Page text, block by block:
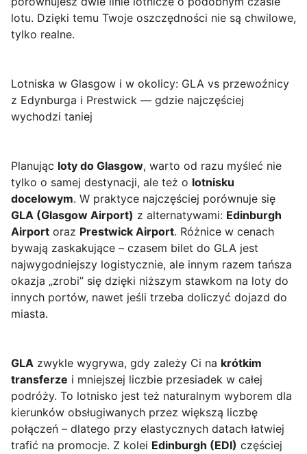
lotu. Dzięki temu Twoje oszczędności nie są chwilowe,
tylko realne.
Lotniska w Glasgow i w okolicy: GLA vs przewoźnicy
z Edynburga i Prestwick — gdzie najczęściej
wychodzi taniej
Planując loty do Glasgow, warto od razu myśleć nie
tylko o samej destynacji, ale też o lotnisku
docelowym. W praktyce najczęściej porównuje się
GLA (Glasgow Airport) z alternatywami: Edinburgh
Airport oraz Prestwick Airport. Różnice w cenach
bywają zaskakujące – czasem bilet do GLA jest
najwygodniejszy logistycznie, ale innym razem tańsza
okazja „zrobi” się dzięki niższym stawkom na loty do
innych portów, nawet jeśli trzeba doliczyć dojazd do
miasta.
GLA zwykle wygrywa, gdy zależy Ci na krótkim
transferze i mniejszej liczbie przesiadek w całej
podróży. To lotnisko jest też naturalnym wyborem dla
kierunków obsługiwanych przez większą liczbę
połączeń – dlatego przy elastycznych datach łatwiej
trafić na promocje. Z kolei Edinburgh (EDI) częściej